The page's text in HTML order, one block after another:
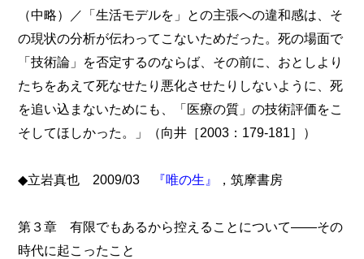
（中略）／「生活モデルを」との主張への違和感は、そ
の現状の分析が伝わってこないためだった。死の場面で
「技術論」を否定するのならば、その前に、おとしより
たちをあえて死なせたり悪化させたりしないように、死
を追い込まないためにも、「医療の質」の技術評価をこ
そしてほしかった。」（向井［2003：179-181］）
◆立岩真也 2009/03 『唯の生』 ，筑摩書房
第３章 有限でもあるから控えることについて――その
時代に起こったこと